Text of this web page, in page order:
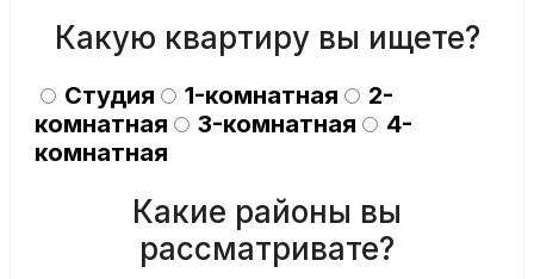
Какую квартиру вы ищете?
Студия 1-комнатная
2-
комнатная
3-комнатная
4-
комнатная
Какие районы вы
рассматривате?